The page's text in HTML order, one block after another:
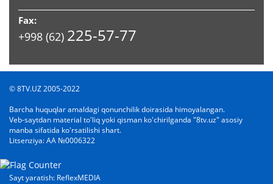
Fax:
+998 (62) 225-57-77
© 8TV.UZ 2005-2022
Barcha huquqlar amaldagi qonunchilik doirasida himoyalangan.
Veb-saytdan material to'liq yoki qisman ko'chirilganda "8tv.uz" asosiy
manba sifatida ko'rsatilishi shart.
Litsenziya:AA №0006322
Sayt yaratish: ReflexMEDIA